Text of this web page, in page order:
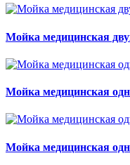
Мойка медицинская
Мойка медицинская
Мойка медицинская